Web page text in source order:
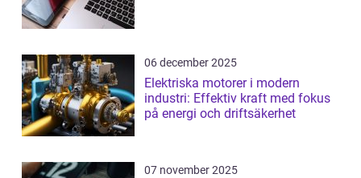
06 december 2025
Elektriska motorer i modern
industri: Effektiv kraft med fokus
på energi och driftsäkerhet
07 november 2025